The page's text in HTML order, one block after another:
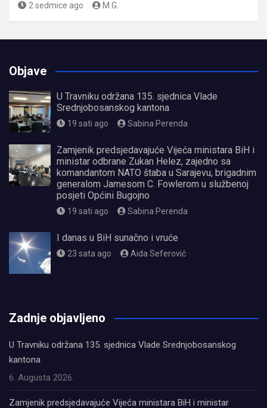
2 sedmice ago M.G.
Objave
U Travniku održana 135. sjednica Vlade
Srednjobosanskog kantona
19 sati ago Sabina Perenda
Zamjenik predsjedavajuće Vijeća ministara BiH i
ministar odbrane Zukan Helez, zajedno sa
komandantom NATO štaba u Sarajevu, brigadnim
generalom Jamesom C. Fowlerom u službenoj
posjeti Općini Bugojno
19 sati ago Sabina Perenda
I danas u BiH sunačno i vruće
23 sata ago Aida Seferović
Zadnje objavljeno
U Travniku održana 135. sjednica Vlade Srednjobosanskog
kantona
6. Augusta 2026.
Zamjenik predsjedavajuće Vijeća ministara BiH i ministar